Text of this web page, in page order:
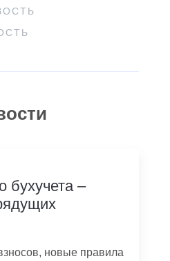
бухучета –
новые правила